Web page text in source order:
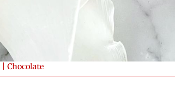
|Chocolate